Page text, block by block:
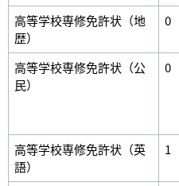
高等学校専修免許状（地
歴）
0
高等学校専修免許状（公
民）
0
高等学校専修免許状（英
語）
1